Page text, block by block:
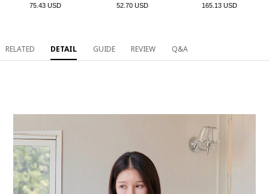
75.43 USD 52.70 USD 165.13 USD
RELATED DETAIL GUIDE REVIEW Q&A